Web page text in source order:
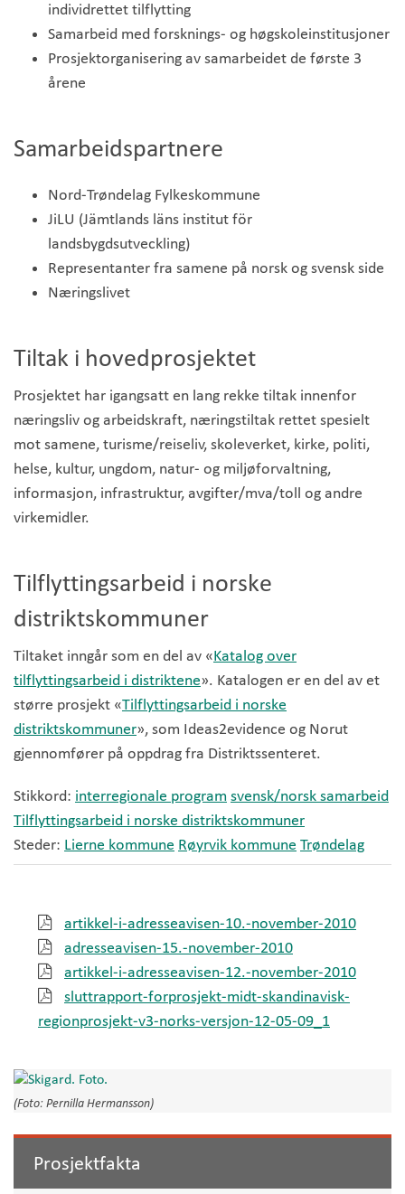
individrettet tilflytting
Samarbeid med forsknings- og høgskoleinstitusjoner
Prosjektorganisering av samarbeidet de første 3
årene
Samarbeidspartnere
Nord-Trøndelag Fylkeskommune
JiLU (Jämtlands läns institut för
landsbygdsutveckling)
Representanter fra samene på norsk og svensk side
Næringslivet
Tiltak i hovedprosjektet
Prosjektet har igangsatt en lang rekke tiltak innenfor
næringsliv og arbeidskraft, næringstiltak rettet spesielt
mot samene, turisme/reiseliv, skoleverket, kirke, politi,
helse, kultur, ungdom, natur- og miljøforvaltning,
informasjon, infrastruktur, avgifter/mva/toll og andre
virkemidler.
Tilflyttingsarbeid i norske
distriktskommuner
Tiltaket inngår som en del av «Katalog over
tilflyttingsarbeid i distriktene». Katalogen er en del av et
større prosjekt «Tilflyttingsarbeid i norske
distriktskommuner», som Ideas2evidence og Norut
gjennomfører på oppdrag fra Distriktssenteret.
Stikkord: interregionale program svensk/norsk samarbeid
Tilflyttingsarbeid i norske distriktskommuner
Steder: Lierne kommune Røyrvik kommune Trøndelag
artikkel-i-adresseavisen-10.-november-2010
adresseavisen-15.-november-2010
artikkel-i-adresseavisen-12.-november-2010
sluttrapport-forprosjekt-midt-skandinavisk-
regionprosjekt-v3-norks-versjon-12-05-09_1
(Foto: Pernilla Hermansson)
Prosjektfakta